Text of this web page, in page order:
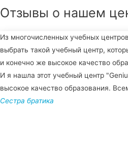
Отзывы о нашем
Из многочисленных учебных
выбрать такой учебный центр,
и конечно же высокое качество
И я нашла этот учебный центр
высокое качество образования.
Сестра братика